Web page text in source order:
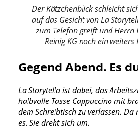
Der Kätzchenblick schleicht
auf das Gesicht von La
zum Telefon greift und Herrn
Reinig KG noch ein
Gegend Abend. Es
La Storytella ist dabei, das
halbvolle Tasse Cappuccino mit
dem Schreibtisch zu verlassen.
es. Sie dreht sich um.